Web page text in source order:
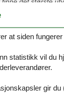
eller kontakt
at siden
statistikk vil du
gir